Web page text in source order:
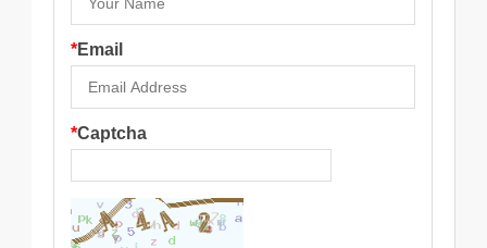
*Email
*Captcha